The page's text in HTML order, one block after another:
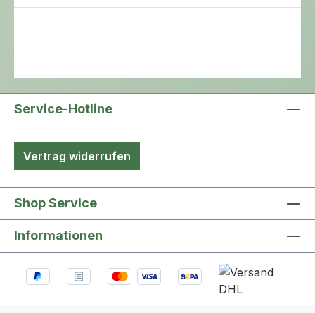
Service-Hotline
Vertrag widerrufen
Shop Service
Informationen